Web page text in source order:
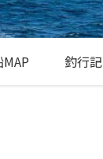
釣行記